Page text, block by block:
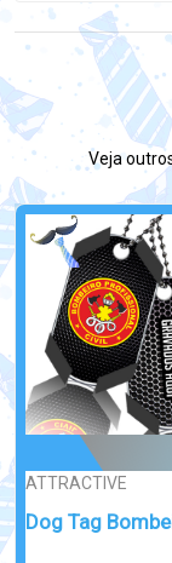
Veja
SIMPLES
Dog Tag